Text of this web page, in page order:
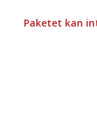
Paketet kan